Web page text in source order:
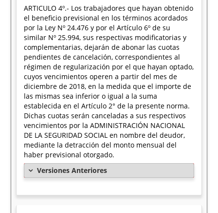
ARTICULO 4º.- Los trabajadores que hayan obtenido
el beneficio previsional en los términos acordados
por la Ley Nº 24.476 y por el Artículo 6º de su
similar Nº 25.994, sus respectivas modificatorias y
complementarias, dejarán de abonar las cuotas
pendientes de cancelación, correspondientes al
régimen de regularización por el que hayan optado,
cuyos vencimientos operen a partir del mes de
diciembre de 2018, en la medida que el importe de
las mismas sea inferior o igual a la suma
establecida en el Artículo 2° de la presente norma.
Dichas cuotas serán canceladas a sus respectivos
vencimientos por la ADMINISTRACIÓN NACIONAL
DE LA SEGURIDAD SOCIAL en nombre del deudor,
mediante la detracción del monto mensual del
haber previsional otorgado.
Versiones Anteriores